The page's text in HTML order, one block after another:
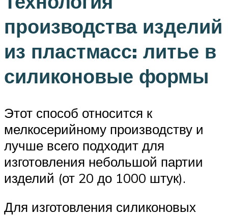
производства изделий
из пластмасс: литье в
силиконовые формы
Этот способ относится к
мелкосерийному производству и
лучше всего подходит для
изготовления небольшой партии
изделий (от 20 до 1000 штук).
Для изготовления силиконовых